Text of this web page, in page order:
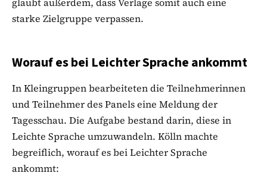
starke Zielgruppe verpassen.
Worauf es bei Leichter Sprache ankommt
In Kleingruppen bearbeiteten die Teilnehmerinnen
und Teilnehmer des Panels eine Meldung der
Tagesschau. Die Aufgabe bestand darin, diese in
Leichte Sprache umzuwandeln. Kölln machte
begreiflich, worauf es bei Leichter Sprache
ankommt: